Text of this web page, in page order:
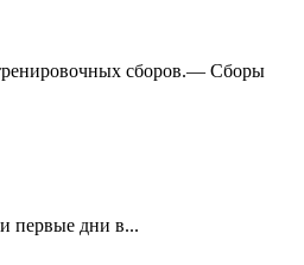
сборов.— Сборы
первые дни в...